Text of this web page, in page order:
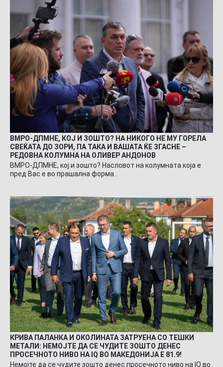
ВМРО-ДПМНЕ, КОЈ И ЗОШТО? НА НИКОГО НЕ МУ ГОРЕЛА
СВЕЌАТА ДО ЗОРИ, ПА ТАКА И ВАШАТА ЌЕ ЗГАСНЕ –
РЕДОВНА КОЛУМНА НА ОЛИВЕР АНДОНОВ
ВМРО-ДПМНЕ, кој и зошто? Насловот на колумната која е
пред Вас е во прашална форма…
КРИВА ПАЛАНКА И ОКОЛИНАТА ЗАТРУЕНА СО ТЕШКИ
МЕТАЛИ: НЕМОЈТЕ ДА СЕ ЧУДИТЕ ЗОШТО ДЕНЕС
ПРОСЕЧНОТО НИВО НА IQ ВО МАКЕДОНИЈА Е 81.9!
Немојте да се чудите зошто денес просечното ниво на IQ во